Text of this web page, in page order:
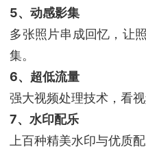
5、动感影集
多张照片串成回忆，让
集。
6、超低流量
强大视频处理技术，看
7、水印配乐
上百种精美水印与优质